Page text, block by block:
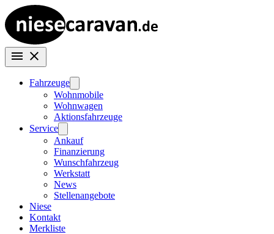
Fahrzeuge
Wohnmobile
Wohnwagen
Aktionsfahrzeuge
Service
Ankauf
Finanzierung
Wunschfahrzeug
Werkstatt
News
Stellenangebote
Niese
Kontakt
Merkliste